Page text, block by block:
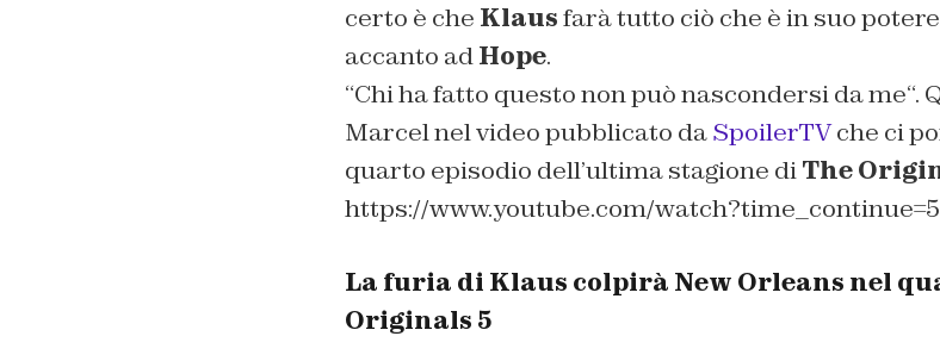
certo è che Klausfarà tutto ciò che è in suo
accanto adHope.
“Chi ha fatto questo non può nascondersi da me“.
Marcel nel video pubblicato daSpoilerTVche ci
quarto episodio dell’ultima stagione diThe
https://www.youtube.com/
La furia di Klaus colpirà New Orleans nel
Originals 5